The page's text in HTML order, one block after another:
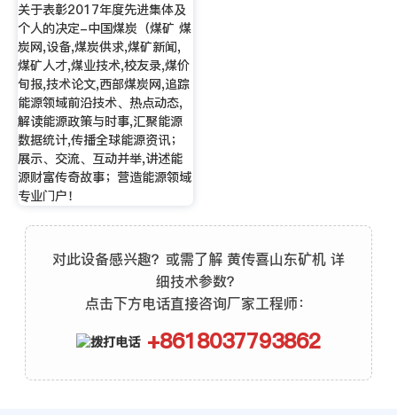
关于表彰2017年度先进集体及
个人的决定-中国煤炭（煤矿 煤
炭网,设备,煤炭供求,煤矿新闻,
煤矿人才,煤业技术,校友录,煤价
旬报,技术论文,西部煤炭网,追踪
能源领域前沿技术、热点动态,
解读能源政策与时事,汇聚能源
数据统计,传播全球能源资讯；
展示、交流、互动并举,讲述能
源财富传奇故事；营造能源领域
专业门户！
对此设备感兴趣？或需了解 黄传喜山东矿机 详
细技术参数？
点击下方电话直接咨询厂家工程师：
+8618037793862